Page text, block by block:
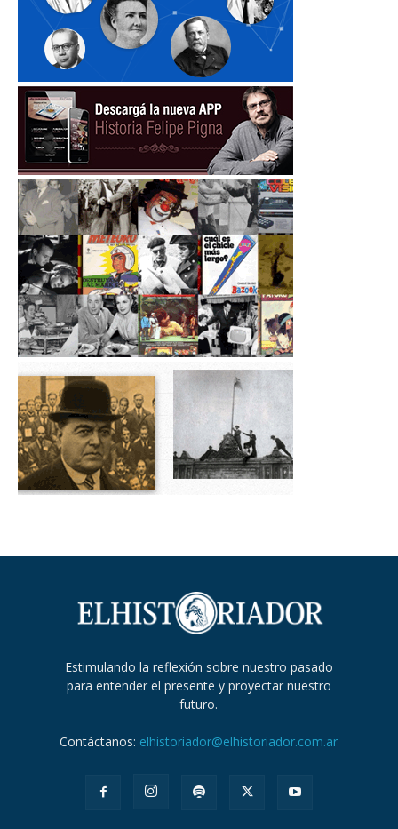
Estimulando la reflexión sobre nuestro pasado
para entender el presente y proyectar nuestro
futuro.
Contáctanos: elhistoriador@elhistoriador.com.ar